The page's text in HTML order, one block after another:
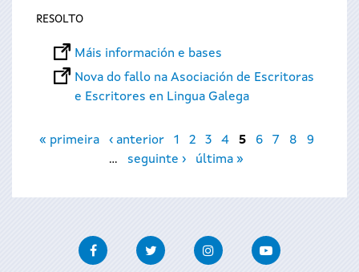
RESOLTO
Máis información e bases
Nova do fallo na Asociación de Escritoras
e Escritores en Lingua Galega
Páxinas
« primeira ‹ anterior 1 2 3 4 5 6 7 8
9
…
seguinte › última »
FacebookTwitter InstagramYoutube